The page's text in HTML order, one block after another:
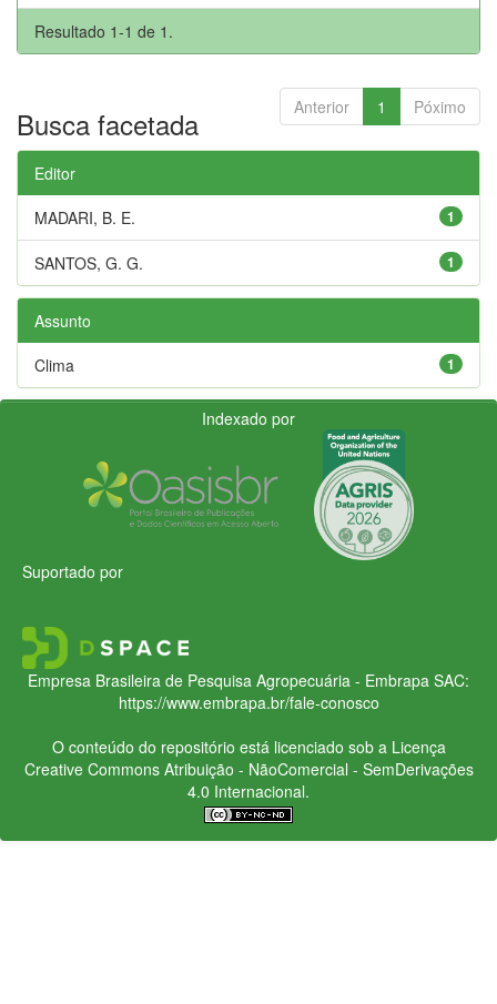
Resultado 1-1 de 1.
Anterior 1 Póximo
Busca facetada
Editor
1
MADARI, B. E.
1
SANTOS, G. G.
Assunto
1
Clima
Indexado por
Suportado por
Empresa Brasileira de Pesquisa Agropecuária - Embrapa SAC:
https://www.embrapa.br/fale-conosco
O conteúdo do repositório está licenciado sob a Licença
Creative CommonsAtribuição - NãoComercial - SemDerivações
4.0 Internacional.